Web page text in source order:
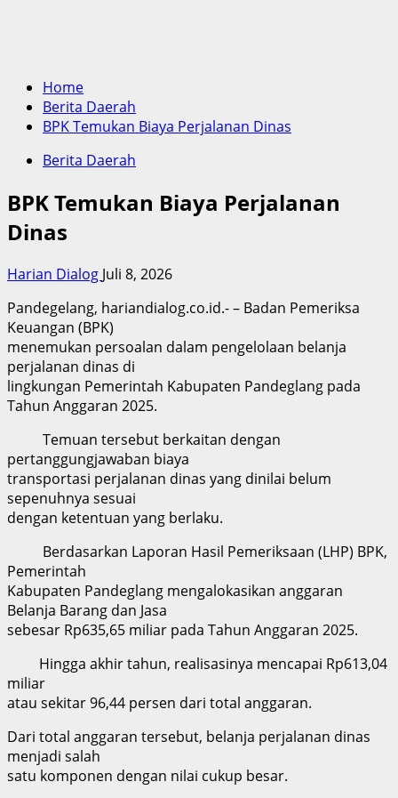
Home
Berita Daerah
BPK Temukan Biaya Perjalanan Dinas
Berita Daerah
BPK Temukan Biaya Perjalanan
Dinas
Harian Dialog Juli 8, 2026
Pandegelang, hariandialog.co.id.- – Badan Pemeriksa
Keuangan (BPK)
menemukan persoalan dalam pengelolaan belanja
perjalanan dinas di
lingkungan Pemerintah Kabupaten Pandeglang pada
Tahun Anggaran 2025.
Temuan tersebut berkaitan dengan
pertanggungjawaban biaya
transportasi perjalanan dinas yang dinilai belum
sepenuhnya sesuai
dengan ketentuan yang berlaku.
Berdasarkan Laporan Hasil Pemeriksaan (LHP) BPK,
Pemerintah
Kabupaten Pandeglang mengalokasikan anggaran
Belanja Barang dan Jasa
sebesar Rp635,65 miliar pada Tahun Anggaran 2025.
Hingga akhir tahun, realisasinya mencapai Rp613,04
miliar
atau sekitar 96,44 persen dari total anggaran.
Dari total anggaran tersebut, belanja perjalanan dinas
menjadi salah
satu komponen dengan nilai cukup besar.